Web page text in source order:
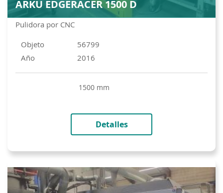
Pulidora por CNC
ARKU EDGERACER 1500 D
Objeto
56799
Año
2016
1500 mm
Detalles